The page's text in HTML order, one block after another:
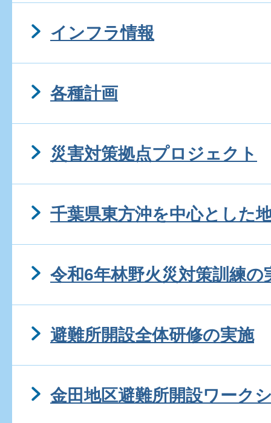
インフラ情報
各種計画
災害対策拠点プロジェクト
千葉県東方沖を中心とした
令和6年林野火災対策訓練の
避難所開設全体研修の実施
金田地区避難所開設ワーク